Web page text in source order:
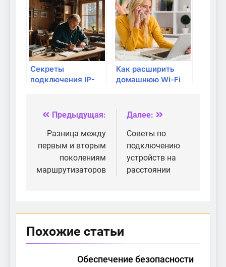
Секреты
подключения IP-
Как расширить
домашнюю Wi-Fi
Навигация
по
записям
Предыдущая:
Разница между
первым и вторым
поколениям
маршрутизаторов
Далее:
Советы по
подключению
устройств на
расстоянии
Похожие статьи
Обеспечение безопасности